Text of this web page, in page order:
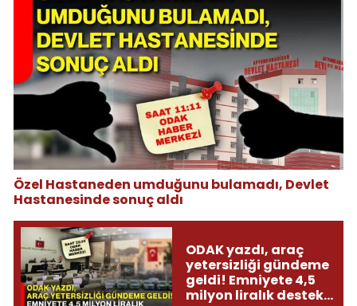
Özel Hastaneden umduğunu bulamadı, Devlet
Hastanesinde sonuç aldı
ODAK yazdı, araç
yetersizliği gündeme
geldi! Emniyete 4,5
milyon liralık destek